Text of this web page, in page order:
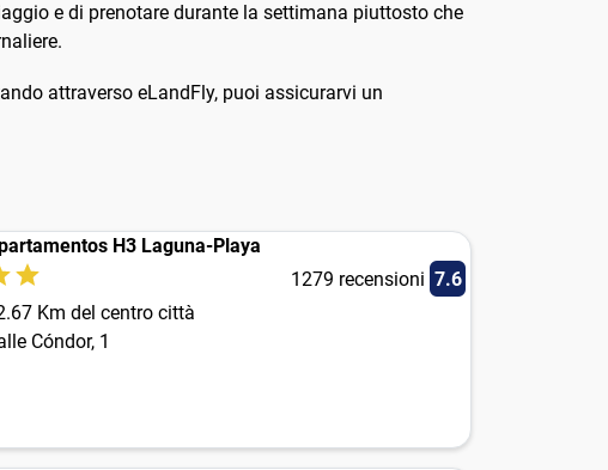
e di prenotare durante la settimana piuttosto che
attraverso eLandFly, puoi assicurarvi un
H3 Laguna-Playa
1279 recensioni 7.6
Km del centro città
Cóndor, 1